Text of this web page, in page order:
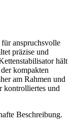
anspruchsvolle
präzise und
hält
kompakten
am Rahmen und
kontrolliertes und
Beschreibung.